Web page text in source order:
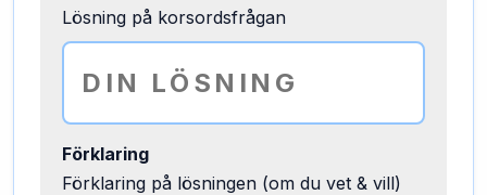
Lösning på korsordsfrågan
Förklaring
Förklaring på lösningen (om du vet & vill)